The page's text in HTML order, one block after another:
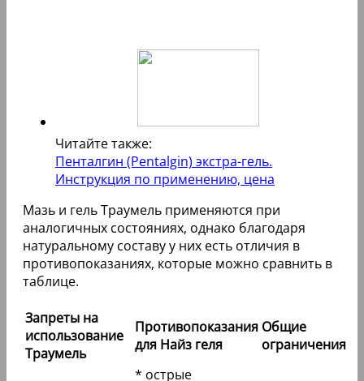
Читайте также:
Пенталгин (Pentalgin) экстра-гель.
Инструкция по применению, цена
Мазь и гель Траумель применяются при
аналогичных состояниях, однако благодаря
натуральному составу у них есть отличия в
противопоказаниях, которые можно сравнить в
таблице.
Запреты на
использование
Траумель
Противопоказания
для Найз геля
Общие
ограничения
* острые